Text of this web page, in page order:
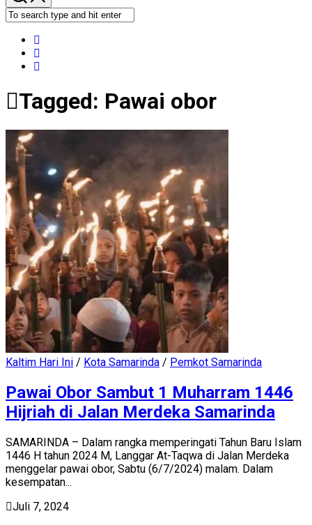
Tagged: Pawai obor
Kaltim Hari Ini / Kota Samarinda / Pemkot Samarinda
Pawai Obor Sambut 1 Muharram 1446
Hijriah di Jalan Merdeka Samarinda
SAMARINDA – Dalam rangka memperingati Tahun Baru Islam
1446 H tahun 2024 M, Langgar At-Taqwa di Jalan Merdeka
menggelar pawai obor, Sabtu (6/7/2024) malam. Dalam
kesempatan...
Juli 7, 2024